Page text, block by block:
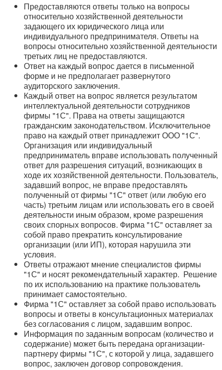
Предоставляются ответы только на вопросы
относительно хозяйственной деятельности
задающего их юридического лица или
индивидуального предпринимателя. Ответы на
вопросы относительно хозяйственной деятельности
третьих лиц не предоставляются.
Ответ на каждый вопрос дается в письменной
форме и не предполагает развернутого
аудиторского заключения.
Каждый ответ на вопрос является результатом
интеллектуальной деятельности сотрудников
фирмы "1С". Права на ответы защищаются
гражданским законодательством. Исключительное
право на каждый ответ принадлежит ООО "1С".
Организация или индивидуальный
предприниматель вправе использовать полученный
ответ для разрешения ситуаций, возникающих в
ходе их хозяйственной деятельности. Пользователь,
задавший вопрос, не вправе предоставлять
полученный от фирмы "1С" ответ (или любую его
часть) третьим лицам или использовать его в своей
деятельности иным образом, кроме разрешения
своих спорных вопросов. Фирма "1С" оставляет за
собой право прекратить консультирование
организации (или ИП), которая нарушила эти
условия.
Ответы отражают мнение специалистов фирмы
"1С" и носят рекомендательный характер. Решение
по их использованию на практике пользователь
принимает самостоятельно.
Фирма "1С" оставляет за собой право использовать
вопросы и ответы в консультационных материалах
без согласования с лицом, задавшим вопрос.
Информация по заданным вопросам (количество и
содержание) может быть передана организации-
партнеру фирмы "1С", с которой у лица, задавшего
вопрос, заключен договор сопровождения.